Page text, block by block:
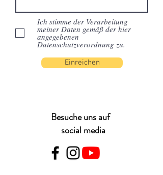
Ich stimme der Verarbeitung
meiner Daten gemäß der hier
angegebenen
Datenschutzverordnung zu.
Einreichen
Besuche uns auf
social media